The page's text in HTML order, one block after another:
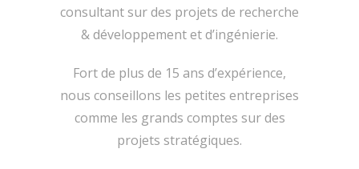
consultant sur des projets de recherche
& développement et d’ingénierie.
Fort de plus de 15 ans d’expérience,
nous conseillons les petites entreprises
comme les grands comptes sur des
projets stratégiques.